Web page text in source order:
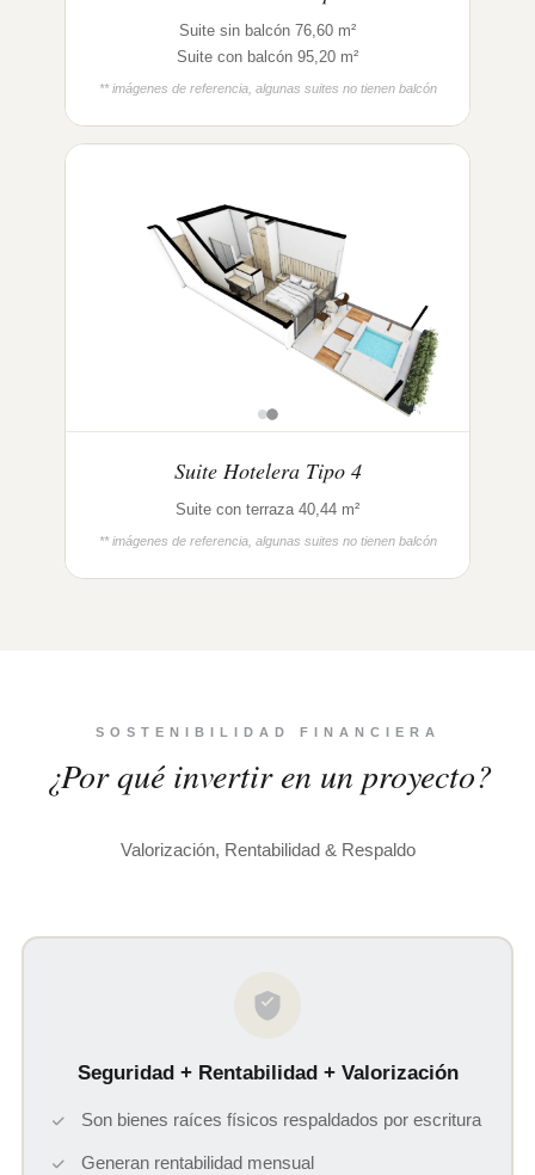
Suite sin balcón 76,60 m²
Suite con balcón 95,20 m²
** imágenes de referencia, algunas suites no tienen balcón
Suite Hotelera Tipo 4
Suite con terraza 40,44 m²
** imágenes de referencia, algunas suites no tienen balcón
SOSTENIBILIDAD FINANCIERA
¿Por qué invertir en un proyecto?
Valorización, Rentabilidad & Respaldo
Seguridad + Rentabilidad + Valorización
Son bienes raíces físicos respaldados por escritura
Generan rentabilidad mensual